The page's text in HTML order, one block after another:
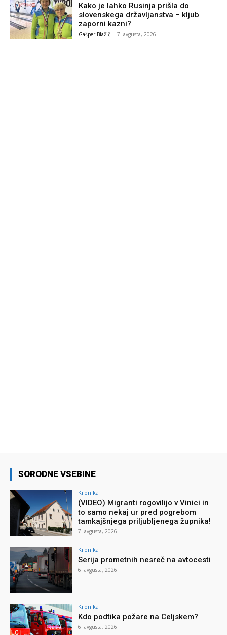
Kako je lahko Rusinja prišla do
slovenskega državljanstva – kljub
zaporni kazni?
Gašper Blažič - 7. avgusta, 2026
SORODNE VSEBINE
Kronika
(VIDEO) Migranti rogovilijo v Vinici in
to samo nekaj ur pred pogrebom
tamkajšnjega priljubljenega župnika!
7. avgusta, 2026
Kronika
Serija prometnih nesreč na avtocesti
6. avgusta, 2026
Kronika
Kdo podtika požare na Celjskem?
6. avgusta, 2026